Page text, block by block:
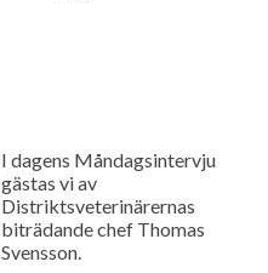
I dagens Måndagsintervju
gästas vi av
Distriktsveterinärernas
biträdande chef Thomas
Svensson.